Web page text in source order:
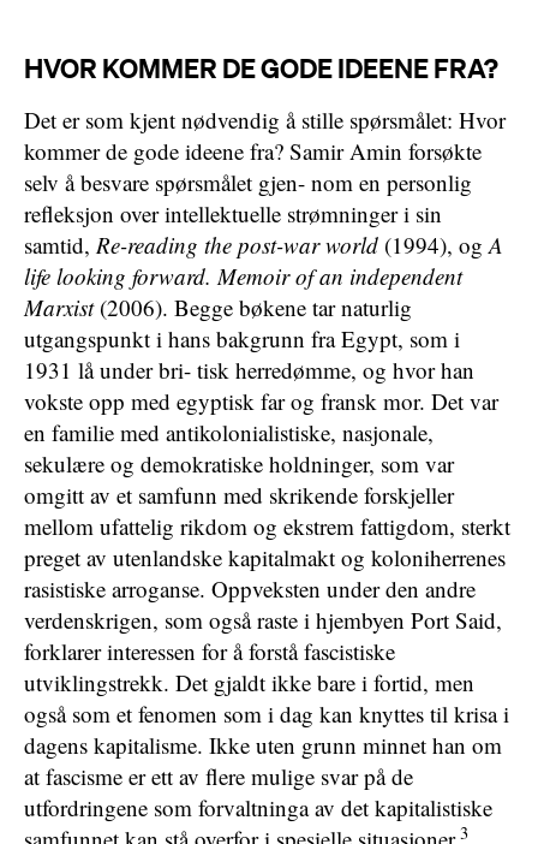
HVOR KOMMER DE GODE IDEENE FRA?
Det er som kjent nødvendig å stille spørsmålet: Hvor
kommer de gode ideene fra? Samir Amin forsøkte
selv å besvare spørsmålet gjen- nom en personlig
refleksjon over intellektuelle strømninger i sin
samtid, Re-reading the post-war world (1994), ogA
life looking forward. Memoir of an independent
Marxist(2006). Begge bøkene tar naturlig
utgangspunkt i hans bakgrunn fra Egypt, som i
1931 lå under bri- tisk herredømme, og hvor han
vokste opp med egyptisk far og fransk mor. Det var
en familie med antikolonialistiske, nasjonale,
sekulære og demokratiske holdninger, som var
omgitt av et samfunn med skrikende forskjeller
mellom ufattelig rikdom og ekstrem fattigdom, sterkt
preget av utenlandske kapitalmakt og koloniherrenes
rasistiske arroganse. Oppveksten under den andre
verdenskrigen, som også raste i hjembyen Port Said,
forklarer interessen for å forstå fascistiske
utviklingstrekk. Det gjaldt ikke bare i fortid, men
også som et fenomen som i dag kan knyttes til krisa i
dagens kapitalisme. Ikke uten grunn minnet han om
at fascisme er ett av flere mulige svar på de
utfordringene som forvaltninga av det kapitalistiske
3